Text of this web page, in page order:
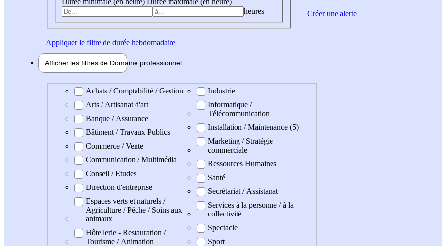
Durée minimale (en heure) Durée maximale (en heure)
heures
Appliquerle filtre de durée hebdomadaire
Afficher les filtres de Domaine professionnel
Domaine professionel
Achats / Comptabilité / Gestion
Arts / Artisanat d'art
Banque / Assurance
Bâtiment / Travaux Publics
Commerce / Vente
Communication / Multimédia
Conseil / Etudes
Direction d'entreprise
Espaces verts et naturels /
Agriculture / Pêche / Soins aux
animaux
Hôtellerie - Restauration /
Tourisme / Animation
Industrie
Informatique /
Télécommunication
Installation / Maintenance (5)
Marketing / Stratégie
commerciale
Ressources Humaines
Santé
Secrétariat / Assistanat
Services à la personne / à la
collectivité
Spectacle
Sport
Créer une alerte